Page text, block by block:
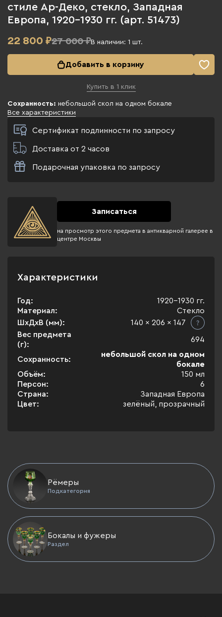
стиле Ар-Деко, стекло, Западная
Европа, 1920-1930 гг. (арт. 51473)
22 800 ₽27 000 ₽В наличии: 1 шт.
Добавить в корзину
Купить в 1 клик
Сохранность: небольшой скол на одном бокале
Все характеристики
Сертификат подлинности по запросу
Доставка от 2 часов
Подарочная упаковка по запросу
Записаться
на просмотр этого предмета в антикварной галерее в
центре Москвы
Характеристики
Год:
1920-1930 гг.
Материал:
Стекло
ШхДхВ (мм):
140 x 206 x 147
Вес предмета
(г):
694
Сохранность:
небольшой скол на одном
бокале
Объём:
150 мл
Персон:
6
Страна:
Западная Европа
Цвет:
зелёный, прозрачный
Рёмеры
Подкатегория
Бокалы и фужеры
Раздел